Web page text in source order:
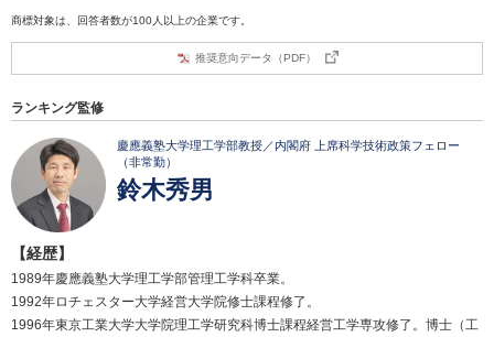
商標対象は、回答者数が100人以上の企業です。
推奨意向データ（PDF）
ランキング監修
慶應義塾大学理工学部教授／内閣府 上席科学技術政策フェロー
（非常勤）
鈴木秀男
【経歴】
1989年慶應義塾大学理工学部管理工学科卒業。
1992年ロチェスター大学経営大学院修士課程修了。
1996年東京工業大学大学院理工学研究科博士課程経営工学専攻修了。博士（工